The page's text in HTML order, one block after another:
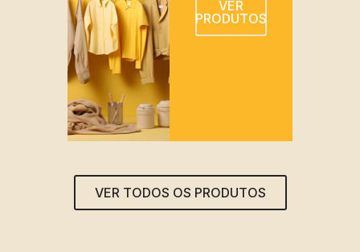
VER
PRODUTOS
VER TODOS OS PRODUTOS